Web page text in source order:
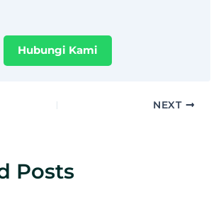
Hubungi Kami
NEXT
Posts